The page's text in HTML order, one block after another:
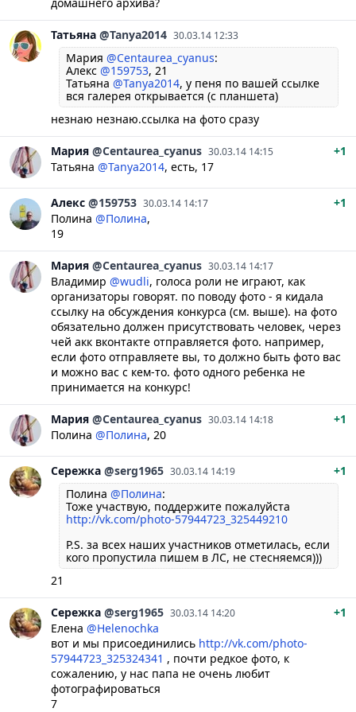
Татьяна @Tanya2014 30.03.14 12:33
Мария @Centaurea_cyanus:
Алекс @159753, 21
Татьяна @Tanya2014, у пеня по вашей ссылке
вся галерея открывается (с планшета)
незнаю незнаю.ссылка на фото сразу
Мария @Centaurea_cyanus 30.03.14 14:15
+1
Татьяна @Tanya2014, есть, 17
Алекс @159753 30.03.14 14:17
+1
Полина @Полина,
19
Мария @Centaurea_cyanus 30.03.14 14:17
Владимир @wudli, голоса роли не играют, как
организаторы говорят. по поводу фото - я кидала
ссылку на обсуждения конкурса (см. выше). на фото
обязательно должен присутствовать человек, через
чей акк вконтакте отправляется фото. например,
если фото отправляете вы, то должно быть фото вас
и можно вас с кем-то. фото одного ребенка не
принимается на конкурс!
Мария @Centaurea_cyanus 30.03.14 14:18
+1
Полина @Полина, 20
Сережка @serg1965 30.03.14 14:19
+1
Полина @Полина:
Тоже участвую, поддержите пожалуйста
http://vk.com/photo-57944723_325449210
P.S. за всех наших участников отметилась, если
кого пропустила пишем в ЛС, не стесняемся)))
21
Сережка @serg1965 30.03.14 14:20
+1
Елена @Helenochka
вот и мы присоединились http://vk.com/photo-
57944723_325324341 , почти редкое фото, к
сожалению, у нас папа не очень любит
фотографироваться
7